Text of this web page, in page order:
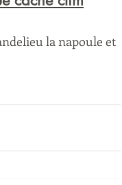
la napoule et